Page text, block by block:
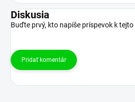
Diskusia
Buďte prvý, kto napíše príspevok k tejto
Pridať komentár